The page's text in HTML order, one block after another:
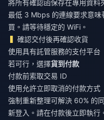
將所有確認函保存在專用資料
最低 3 Mbps 的連線要求意味
買。請等待穩定的 WiFi。
確認交付後再確認收貨
使用具有託管服務的支付平台
若可行，選擇貨到付款
付款前索取交易 ID
使用允許立即取消的付款方式
強制重新整理可解決 60% 的
新登入。請在付款後立即執行